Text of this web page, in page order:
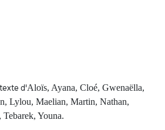
d'Aloïs, Ayana, Cloé, Gwenaëlla,
Lylou, Maelian, Martin, Nathan,
Youna.